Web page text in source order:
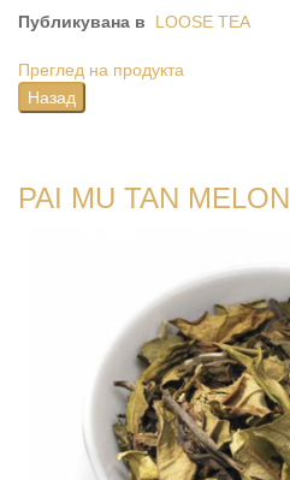
Публикувана в LOOSE TEA
Преглед на продукта
PAI MU TAN MELON